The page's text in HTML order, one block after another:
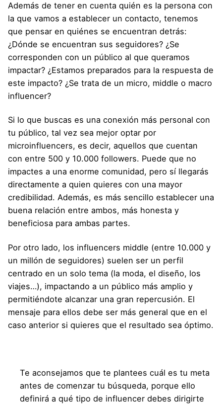
Además de tener en cuenta quién es la persona con
la que vamos a establecer un contacto, tenemos
que pensar en quiénes se encuentran detrás:
¿Dónde se encuentran sus seguidores? ¿Se
corresponden con un público al que queramos
impactar? ¿Estamos preparados para la respuesta de
este impacto? ¿Se trata de un micro, middle o macro
influencer?
Si lo que buscas es una conexión más personal con
tu público, tal vez sea mejor optar por
microinfluencers, es decir, aquellos que cuentan
con entre 500 y 10.000 followers. Puede que no
impactes a una enorme comunidad, pero sí llegarás
directamente a quien quieres con una mayor
credibilidad. Además, es más sencillo establecer una
buena relación entre ambos, más honesta y
beneficiosa para ambas partes.
Por otro lado, los influencers middle (entre 10.000 y
un millón de seguidores) suelen ser un perfil
centrado en un solo tema (la moda, el diseño, los
viajes…), impactando a un público más amplio y
permitiéndote alcanzar una gran repercusión. El
mensaje para ellos debe ser más general que en el
caso anterior si quieres que el resultado sea óptimo.
Te aconsejamos que te plantees cuál es tu meta
antes de comenzar tu búsqueda, porque ello
definirá a qué tipo de influencer debes dirigirte